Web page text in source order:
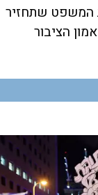
המשפט שתחזיר
הציבור